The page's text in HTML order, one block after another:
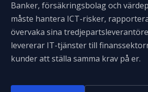
Banker, försäkringsbolag och
måste hantera ICT-risker,
övervaka sina
levererar IT-tjänster till
kunder att ställa samma krav på er.